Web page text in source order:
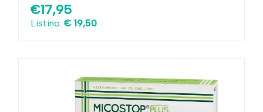
€17,95
Listino: € 19,50